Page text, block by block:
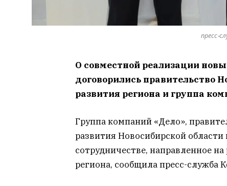
пресс-
О совместной реализации
договорились правительство
развития региона и группа
Группа компаний «Дело»,
развития Новосибирской
сотрудничестве, направленное
региона, сообщила пресс-служба